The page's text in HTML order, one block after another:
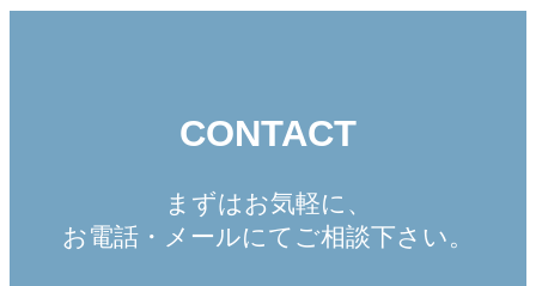
CONTACT
まずはお気軽に、
お電話・メールにてご相談下さい。